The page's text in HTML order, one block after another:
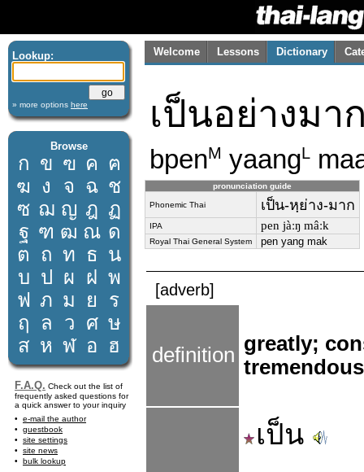
Lookup:
» more options here
Browse
ก ข ฃ ค ฅ
ฆ ง จ ฉ ช
ซ ฌ ญ ฎ ฏ
ฐ ฑ ฒ ณ ด
ต ถ ท ธ น
บ ป ผ ฝ พ
ฟ ภ ม ย
ร
ฤ
ล ว ศ ษ
ส ห ฬ อ ฮ
F.A.Q. Check out the list of
frequently asked questions for
a quick answer to your inquiry
e-mail the author
guestbook
site settings
site news
bulk lookup
Welcome Lessons Dictionary
เป็นอย่างมา
bpenM yaangL
pronunciation guide
Phonemic Thai เป็น-หฺย่าง-มาก
IPA pen jàːŋ mâːk
Royal Thai General System pen yang mak
[adverb]
definition greatly;
เป็น